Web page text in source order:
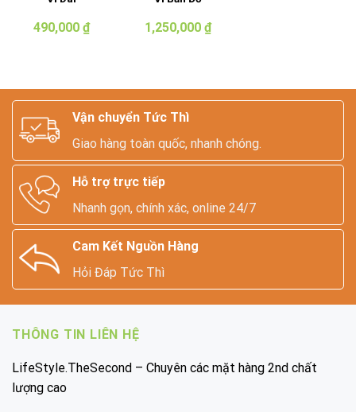
490,000₫ 1,250,000 ₫
Vận chuyển Tức Thì
Giao hàng toàn quốc, nhanh chóng.
Hỗ trợ trực tiếp
Nhanh gọn, chính xác, online 24/7
Cam Kết Nguồn Hàng
Hỏi Đáp Tức Thì
THÔNG TIN LIÊN HỆ
LifeStyle.TheSecond – Chuyên các mặt hàng 2nd chất
lượng cao